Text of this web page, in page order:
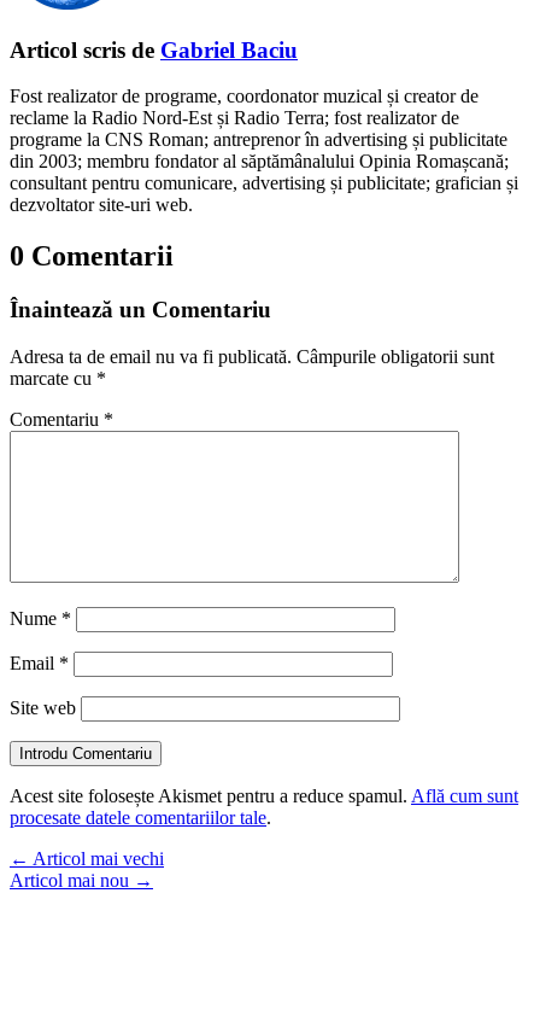
Articol scris de Gabriel Baciu
Fost realizator de programe, coordonator muzical și creator de
reclame la Radio Nord-Est și Radio Terra; fost realizator de
programe la CNS Roman; antreprenor în advertising și publicitate
din 2003; membru fondator al săptămânalului Opinia Romașcană;
consultant pentru comunicare, advertising și publicitate; grafician și
dezvoltator site-uri web.
0 Comentarii
Înaintează un Comentariu
Adresa ta de email nu va fi publicată. Câmpurile obligatorii sunt
marcate cu *
Comentariu *
Nume *
Email *
Site web
Introdu Comentariu
Acest site folosește Akismet pentru a reduce spamul. Află cum sunt
procesate datele comentariilor tale.
← Articol mai vechi
Articol mai nou →